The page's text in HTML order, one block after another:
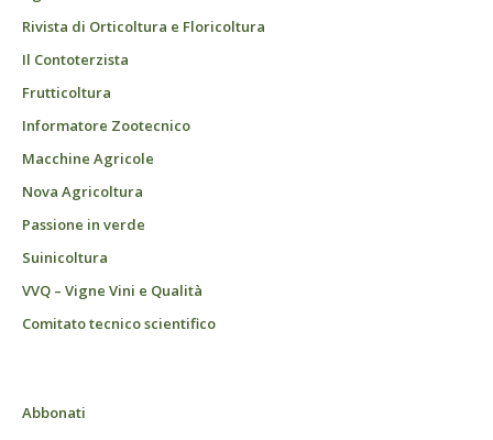
Rivista di Orticoltura e Floricoltura
Il Contoterzista
Frutticoltura
Informatore Zootecnico
Macchine Agricole
Nova Agricoltura
Passione in verde
Suinicoltura
VVQ – Vigne Vini e Qualità
Comitato tecnico scientifico
Abbonati